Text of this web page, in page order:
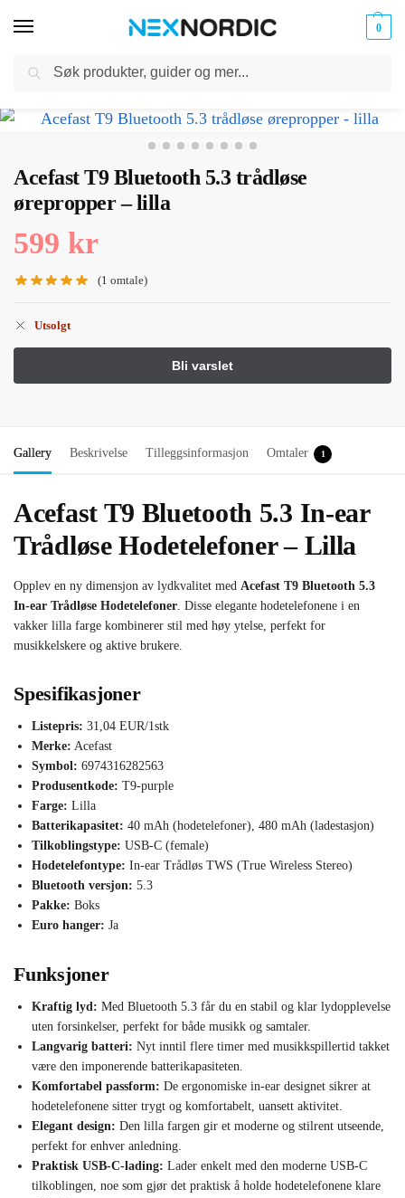
0
til
Kabler
Acefast T9 Bluetooth 5.3 trådløse
ørepropper – lilla
599 kr
(1 omtale)
Utsolgt
Gallery Beskrivelse Tilleggsinformasjon Omtaler 1
Acefast T9 Bluetooth 5.3 In-ear
Trådløse Hodetelefoner – Lilla
Opplev en ny dimensjon av lydkvalitet med Acefast T9 Bluetooth 5.3
In-ear Trådløse Hodetelefoner . Disse elegante hodetelefonene i en
vakker lilla farge kombinerer stil med høy ytelse, perfekt for
musikkelskere og aktive brukere.
Spesifikasjoner
Listepris: 31,04 EUR/1stk
Merke: Acefast
Symbol: 6974316282563
Produsentkode: T9-purple
Farge: Lilla
Batterikapasitet: 40 mAh (hodetelefoner), 480 mAh (ladestasjon)
Tilkoblingstype: USB-C (female)
Hodetelefontype: In-ear Trådløs TWS (True Wireless Stereo)
Bluetooth versjon: 5.3
Pakke: Boks
Euro hanger: Ja
Funksjoner
Kraftig lyd: Med Bluetooth 5.3 får du en stabil og klar lydopplevelse
uten forsinkelser, perfekt for både musikk og samtaler.
Langvarig batteri: Nyt inntil flere timer med musikkspillertid takket
være den imponerende batterikapasiteten.
Komfortabel passform: De ergonomiske in-ear designet sikrer at
hodetelefonene sitter trygt og komfortabelt, uansett aktivitet.
Elegant design: Den lilla fargen gir et moderne og stilrent utseende,
perfekt for enhver anledning.
Praktisk USB-C-lading: Lader enkelt med den moderne USB-C
tilkoblingen, noe som gjør det praktisk å holde hodetelefonene klare